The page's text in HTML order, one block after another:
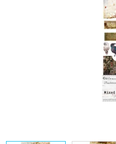
Podmínky ochrany